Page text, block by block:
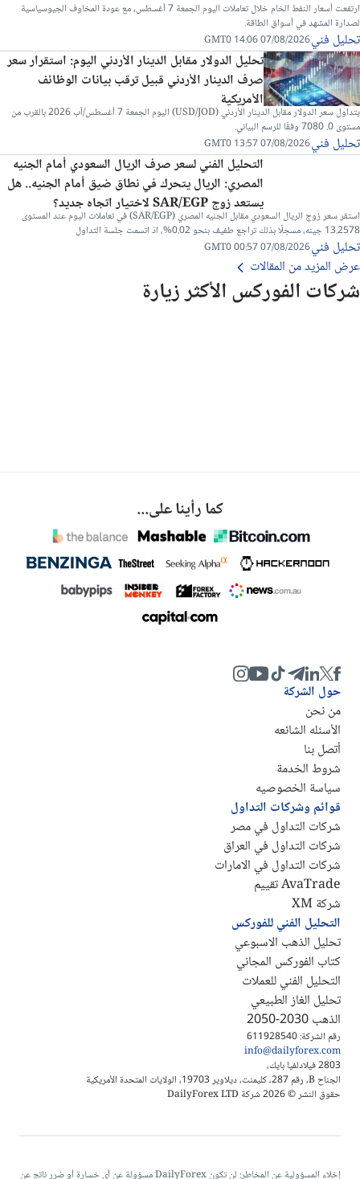
شركات الفوركس الأكثر زيارة
ارتفعت أسعار النفط الخام خلال تعاملات اليوم الجمعة 7 أغسطس، مع عودة المخاوف الجيوسياسية
لصدارة المشهد في أسواق الطاقة.
تحليل فني07/08/2026 14:06 GMT0
تحليل الدولار مقابل الدينار الأردني اليوم: استقرار سعر
صرف الدينار الأردني قبيل ترقب بيانات الوظائف
الأمريكية
يتداول سعر الدولار مقابل الدينار الأردني (USD/JOD) اليوم الجمعة 7 أغسطس/آب 2026 بالقرب من
مستوى 0. 7080 وفقًا للرسم البياني.
تحليل فني07/08/2026 13:57 GMT0
التحليل الفني لسعر صرف الريال السعودي أمام الجنيه
المصري: الريال يتحرك في نطاق ضيق أمام الجنيه.. هل
يستعد زوج SAR/EGP لاختيار اتجاه جديد؟
استقر سعر زوج الريال السعودي مقابل الجنيه المصري (SAR/EGP) في تعاملات اليوم عند المستوى
13.2578 جينه، مسجلًا بذلك تراجع طفيف بنحو 0.02%، اذ اتسمت جلسة التداول
تحليل فني07/08/2026 00:57 GMT0
عرض المزيد من المقالات
كما رأينا على...
رقم الشركة: 611928540
info@dailyforex.com
2803 فيلادلفيا بايك،
الجناح B، رقم 287، كليمنت، ديلاوير 19703، الولايات المتحدة الأمريكية
حقوق النشر © 2026 شركة DailyForex LTD
حول الشركة
من نحن
الأسئله الشائعه
أتصل بنا
شروط الخدمة
سياسة الخصوصيه
قوائم وشركات التداول
شركات التداول في مصر
شركات التداول في العراق
شركات التداول في الامارات
AvaTrade تقييم
شركة XM
التحليل الفني للفوركس
تحليل الذهب الاسبوعي
كتاب الفوركس المجاني
التحليل الفني للعملات
تحليل الغاز الطبيعي
الذهب 2030-2050
إخلاء المسؤولية عن المخاطر: لن تكون DailyForex مسؤولة عن أي خسارة أو ضرر ناتج عن